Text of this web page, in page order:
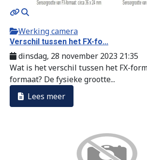
Werking camera
Verschil tussen het FX-fo...
dinsdag, 28 november 2023 21:35
Wat is het verschil tussen het FX-
formaat? De fysieke grootte...
Lees meer